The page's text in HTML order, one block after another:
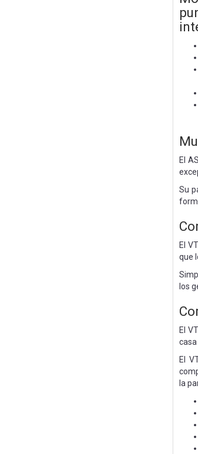
El
Su
El
que
los
El
casa
El
la